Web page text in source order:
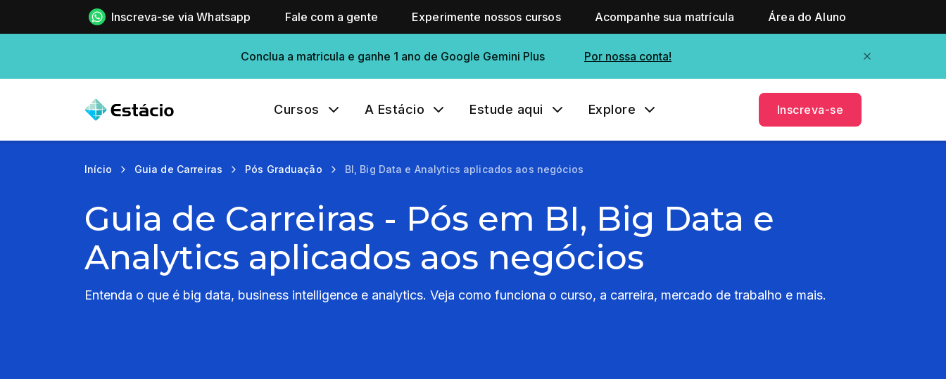
Inscreva-se via Whatsapp Fale com a gente Experimente nossos cursos Acompanhe sua matrícula Área do Aluno
Conclua a matricula e ganhe 1 ano de Google Gemini Plus Por nossa conta!
Cursos A Estácio Estude aqui Explore Inscreva-se
Início Guia de Carreiras Pós Graduação BI, Big Data e Analytics aplicados aos negócios
Guia de Carreiras - Pós em BI, Big Data e
Analytics aplicados aos negócios
Entenda o que é big data, business intelligence e analytics. Veja como funciona o curso, a carreira, mercado de trabalho e mais.